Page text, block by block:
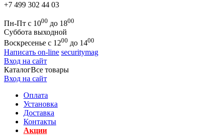
+7 499 302 44 03
Пн-Пт с 1000 до 1800
Суббота выходной
Воскресенье с 1200 до 1400
Написать on-line securitymag
Вход на сайт
КаталогВсе товары
Вход на сайт
Оплата
Установка
Доставка
Контакты
Акции